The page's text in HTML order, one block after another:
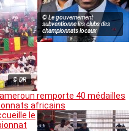
© Le gouvernement
subventionne les clubs des
championnats locaux
© DR
remporte 40 médailles
africains
le